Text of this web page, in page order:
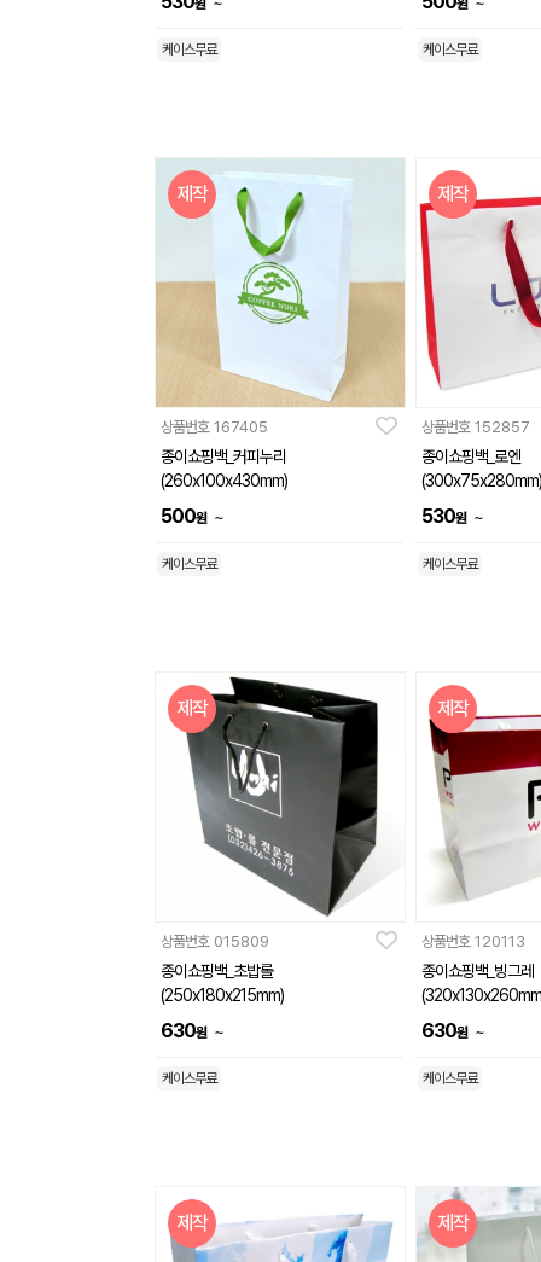
원
케이스무료
원
케이스무료
제작
상품번호 167405
종이쇼핑백_커피누리
(260x100x430mm)
500원 ~
케이스무료
제작
상품번호 152857
종이쇼핑백_로엔
(300x75x280mm)
530원 ~
케이스무료
제작
상품번호 015809
종이쇼핑백_초밥롤
(250x180x215mm)
630원 ~
케이스무료
제작
상품번호 120113
종이쇼핑백_빙그레
630원 ~
케이스무료
제작 제작